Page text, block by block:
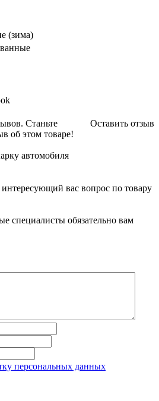
(зима)
Оставить отзыв
Станьте
об этом товаре!
автомобиля
вас вопрос по товару
специалисты обязательно вам
персональных данных